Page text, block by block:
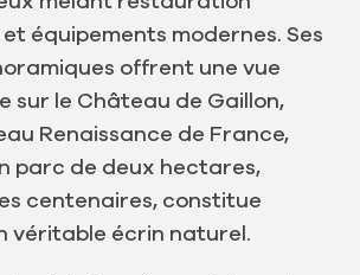
équipements modernes. Ses
offrent une vue
sur le Château de Gaillon,
Renaissance de France,
parc de deux hectares,
centenaires, constitue
véritable écrin naturel.